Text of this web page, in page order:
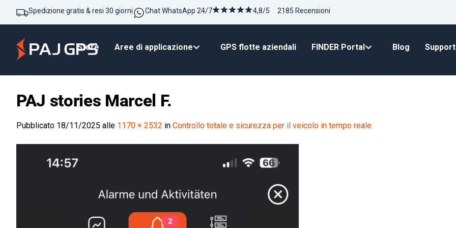
Spedizione gratis & resi 30 giorni Chat WhatsApp 24/7 4,8/5 2185 Recensioni
Store Aree di applicazione GPS flotte aziendali FINDER Portal Blog
PAJ stories Marcel F.
Pubblicato 18/11/2025 alle 1170 × 2532 in Controllo totale e sicurezza per il veicolo in tempo reale